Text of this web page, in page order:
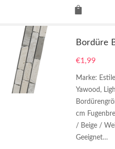
Bordüre
€1,99
Marke:
Yawood,
cm
/ Beige /
Geeignet…